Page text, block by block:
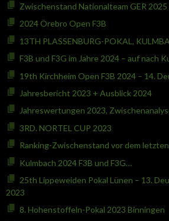
Zwischenstand Nationalteam GER 2025
2024 Örebro Open F3B
13TH PLASSENBURG-POKAL,
F3B und F3G im Jahre 2024 – auf nach
19th Kirchheim Open F3B 2024 – 14.
Jahresbericht 2023 + Ausblick 2024
Jahreswertungen 2023,
3RD. NORTEL CUP 2023
Ranking-Zwischenstand vor dem
Kulmbach 2024 F3B und F3G…
25th Lippeweiden Pokal Lünen – 13.
2023
8. Hohenstoffeln-Pokal 2023 Binningen